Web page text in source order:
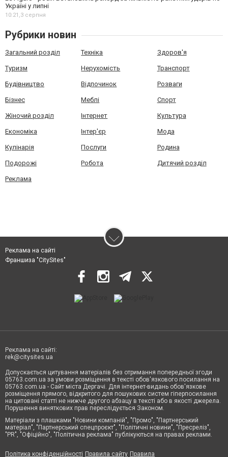
Україні у липні
10:21,3 серпня
Рубрики новин
Загальний розділ Техніка Здоров'я
Туризм Нерухомість Транспорт
Будівництво Відпочинок Розваги
Бізнес Меблі Спорт
Жіночий розділ Інтернет Культура
Економіка Інтер'єр Мода
Кулінарія Послуги Родина
Подорожі Робота Дитячий розділ
Реклама
Реклама на сайті
Франшиза "CitySites"
Реклама на сайті:
rek@citysites.ua
Допускається цитування матеріалів без отримання попередньої згоди
05763.com.ua за умови розміщення в тексті обов'язкового посилання на
05763.com.ua - Сайт міста Дергачі. Для інтернет-видань обов'язкове
розміщення прямого, відкритого для пошукових систем гіперпосилання
на цитовані статті не нижче другого абзацу в тексті або в якості джерела.
Порушення виняткових прав переслідується Законом.
Матеріали з плашками "Новини компаній", "Промо", "Партнерський
матеріал", "Партнерський спецпроєкт", "Політичні новини", "Пресреліз",
"PR", "Офіційно", "Політична реклама" публікуються на правах реклами.
Політика конфіденційності Правила сайту Правила